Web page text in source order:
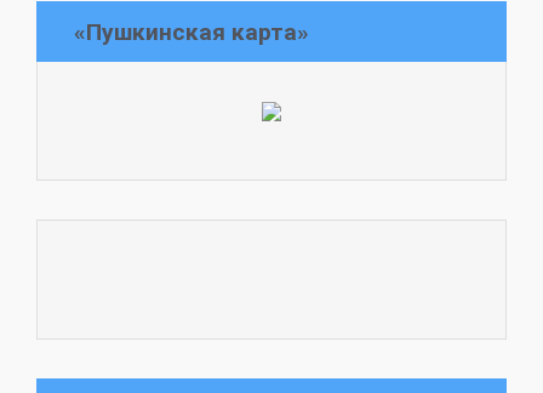
«Пушкинская карта»